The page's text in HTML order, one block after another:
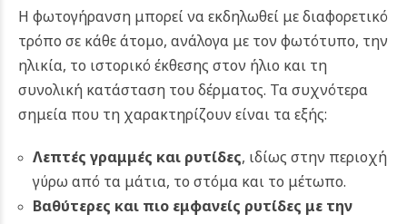
Η φωτογήρανση μπορεί να εκδηλωθεί με διαφορετικό
τρόπο σε κάθε άτομο, ανάλογα με τον φωτότυπο, την
ηλικία, το ιστορικό έκθεσης στον ήλιο και τη
συνολική κατάσταση του δέρματος. Τα συχνότερα
σημεία που τη χαρακτηρίζουν είναι τα εξής:
Λεπτές γραμμές και ρυτίδες, ιδίως στην περιοχή
γύρω από τα μάτια, το στόμα και το μέτωπο.
Βαθύτερες και πιο εμφανείς ρυτίδες με την